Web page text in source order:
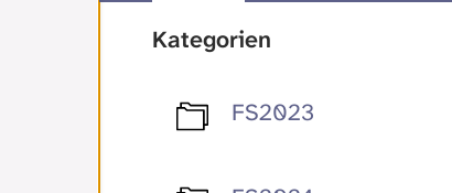
Kategorien
FS2023